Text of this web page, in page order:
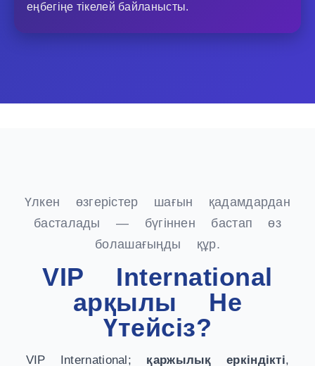
еңбегіңе тікелей байланысты.
Үлкен өзгерістер шағын қадамдардан
басталады — бүгіннен бастап өз
болашағыңды құр.
VIP International
арқылы Не
Үтейсіз?
VIP International; қаржылық еркіндікті,